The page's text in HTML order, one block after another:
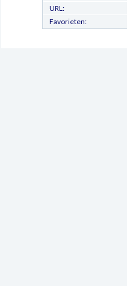
URL:
Favorieten: